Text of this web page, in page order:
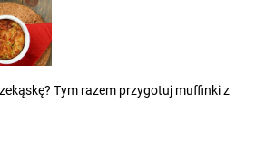
Tym razem przygotuj muffinki z